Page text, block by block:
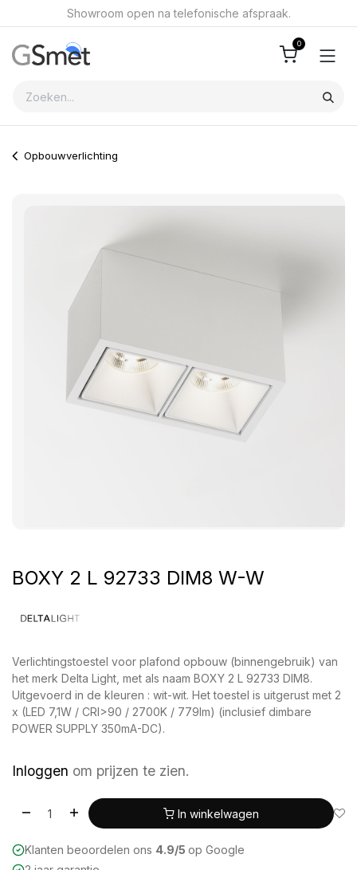
Overslaan naar inhoudShowroom open na telefonische afspraak.
0
Opbouwverlichting
BOXY 2 L 92733 DIM8 W-W
Verlichtingstoestel voor plafond opbouw (binnengebruik) van
het merk Delta Light, met als naam BOXY 2 L 92733 DIM8.
Uitgevoerd in de kleuren : wit-wit. Het toestel is uitgerust met 2
x (LED 7,1W / CRI>90 / 2700K / 779lm) (inclusief dimbare
POWER SUPPLY 350mA-DC).
Inloggen om prijzen te zien.
In winkelwagen
Klanten beoordelen ons 4.9/5 op Google